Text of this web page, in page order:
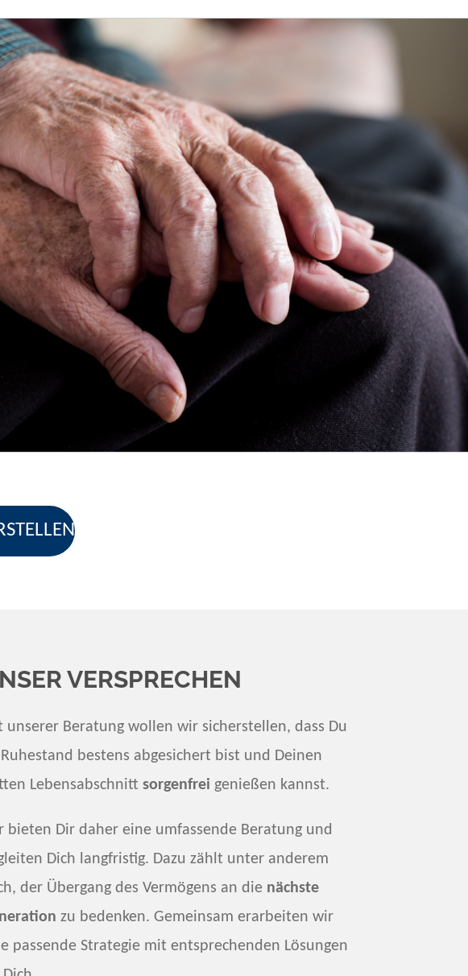
VERSPRECHEN
unserer Beratung wollen wir sicherstellen, dass Du
bestens abgesichert bist und Deinen
Lebensabschnitt sorgenfrei genießen kannst.
bieten Dir daher eine umfassende Beratung und
Dich langfristig. Dazu zählt unter anderem
der Übergang des Vermögens an die nächste
zu bedenken. Gemeinsam erarbeiten wir
passende Strategie mit entsprechenden Lösungen